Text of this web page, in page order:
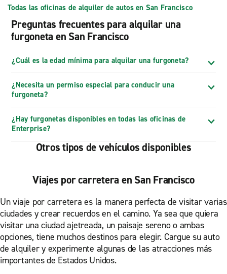
Todas las oficinas de alquiler de autos en San Francisco
Preguntas frecuentes para alquilar una
furgoneta en San Francisco
¿Cuál es la edad mínima para alquilar una furgoneta?
¿Necesita un permiso especial para conducir una
furgoneta?
¿Hay furgonetas disponibles en todas las oficinas de
Enterprise?
Otros tipos de vehículos disponibles
Viajes por carretera en San Francisco
Un viaje por carretera es la manera perfecta de visitar varias
ciudades y crear recuerdos en el camino. Ya sea que quiera
visitar una ciudad ajetreada, un paisaje sereno o ambas
opciones, tiene muchos destinos para elegir. Cargue su auto
de alquiler y experimente algunas de las atracciones más
importantes de Estados Unidos.